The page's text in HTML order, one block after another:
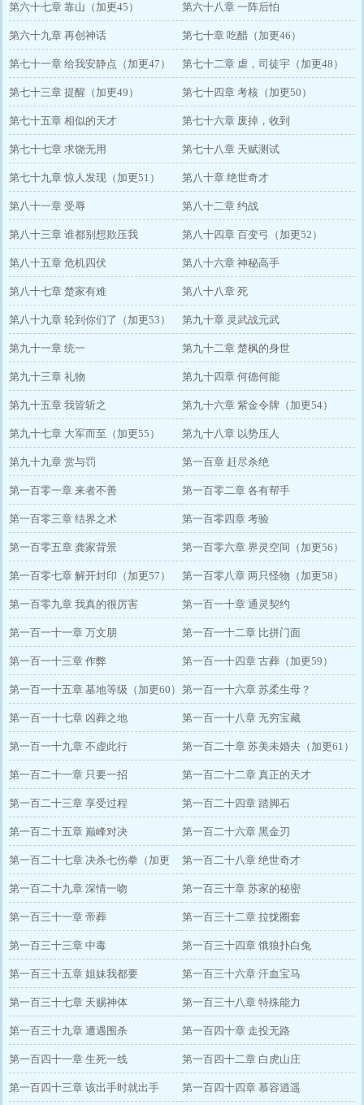
第六十七章 靠山（加更45） 第六十八章 一阵后怕
第六十九章 再创神话 第七十章 吃醋（加更46）
第七十一章 给我安静点（加更47） 第七十二章 虐，司徒宇（加更48）
第七十三章 提醒（加更49） 第七十四章 考核（加更50）
第七十五章 相似的天才 第七十六章 废掉，收到
第七十七章 求饶无用 第七十八章 天赋测试
第七十九章 惊人发现（加更51） 第八十章 绝世奇才
第八十一章 受辱 第八十二章 约战
第八十三章 谁都别想欺压我 第八十四章 百变弓（加更52）
第八十五章 危机四伏 第八十六章 神秘高手
第八十七章 楚家有难 第八十八章 死
第八十九章 轮到你们了（加更53） 第九十章 灵武战元武
第九十一章 统一 第九十二章 楚枫的身世
第九十三章 礼物 第九十四章 何德何能
第九十五章 我皆斩之 第九十六章 紫金令牌（加更54）
第九十七章 大军而至（加更55） 第九十八章 以势压人
第九十九章 赏与罚 第一百章 赶尽杀绝
第一百零一章 来者不善 第一百零二章 各有帮手
第一百零三章 结界之术 第一百零四章 考验
第一百零五章 龚家背景 第一百零六章 界灵空间（加更56）
第一百零七章 解开封印（加更57） 第一百零八章 两只怪物（加更58）
第一百零九章 我真的很厉害 第一百一十章 通灵契约
第一百一十一章 万文朋 第一百一十二章 比拼门面
第一百一十三章 作弊 第一百一十四章 古葬（加更59）
第一百一十五章 墓地等级（加更60） 第一百一十六章 苏柔生母？
第一百一十七章 凶葬之地 第一百一十八章 无穷宝藏
第一百一十九章 不虚此行 第一百二十章 苏美未婚夫（加更61）
第一百二十一章 只要一招 第一百二十二章 真正的天才
第一百二十三章 享受过程 第一百二十四章 踏脚石
第一百二十五章 巅峰对决 第一百二十六章 黑金刃
第一百二十七章 决杀七伤拳（加更
62）
第一百二十八章 绝世奇才
第一百二十九章 深情一吻 第一百三十章 苏家的秘密
第一百三十一章 帝葬 第一百三十二章 拉拢圈套
第一百三十三章 中毒 第一百三十四章 饿狼扑白兔
第一百三十五章 姐妹我都要 第一百三十六章 汗血宝马
第一百三十七章 天赐神体 第一百三十八章 特殊能力
第一百三十九章 遭遇围杀 第一百四十章 走投无路
第一百四十一章 生死一线 第一百四十二章 白虎山庄
第一百四十三章 该出手时就出手 第一百四十四章 慕容逍遥